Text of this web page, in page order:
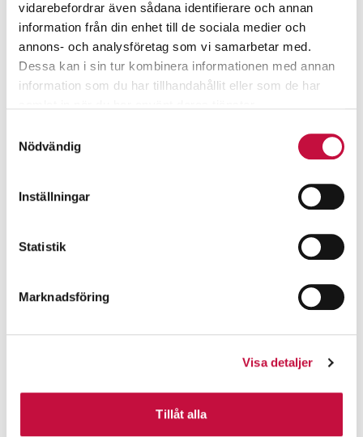
vidarebefordrar även sådana identifierare och annan
information från din enhet till de sociala medier och
annons- och analysföretag som vi samarbetar med.
Dessa kan i sin tur kombinera informationen med annan
information som du har tillhandahållit eller som de har
Nödvändig
Inställningar
Statistik
Marknadsföring
Visa detaljer
Tillåt alla